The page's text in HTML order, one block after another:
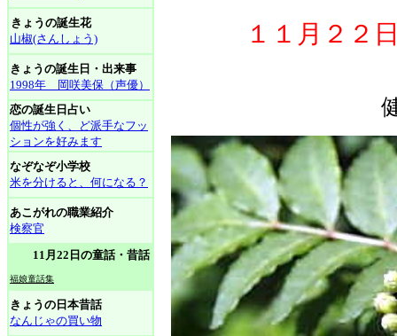
きょうの誕生花
山椒(さんしょう)
きょうの誕生日・出来事
1998年 岡咲美保（声優）
恋の誕生日占い
個性が強く、ど派手なフッ
ションを好みます
なぞなぞ小学校
米を分けると、何になる？
あこがれの職業紹介
検察官
11月22日の童話・昔話
福娘童話集
きょうの日本昔話
なんじゃの買い物
１１月２２